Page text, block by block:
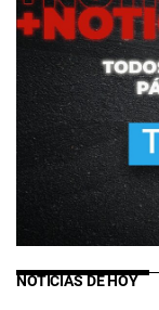
NOTICIAS DE HOY